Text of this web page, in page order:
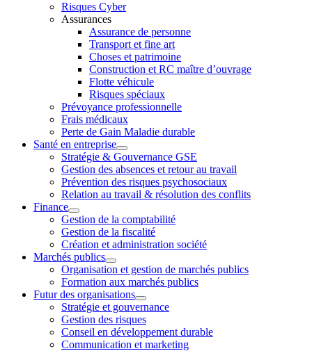
Risques Cyber
Assurances
Assurance de personne
Transport et fine art
Choses et patrimoine
Construction et RC maître d’ouvrage
Flotte véhicule
Risques spéciaux
Prévoyance professionnelle
Frais médicaux
Perte de Gain Maladie durable
Santé en entreprise
Stratégie & Gouvernance GSE
Gestion des absences et retour au travail
Prévention des risques psychosociaux
Relation au travail & résolution des conflits
Finance
Gestion de la comptabilité
Gestion de la fiscalité
Création et administration société
Marchés publics
Organisation et gestion de marchés publics
Formation aux marchés publics
Futur des organisations
Stratégie et gouvernance
Gestion des risques
Conseil en développement durable
Communication et marketing